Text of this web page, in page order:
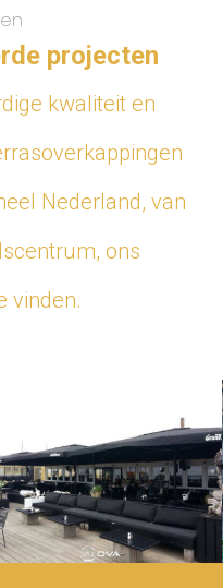
projecten
kwaliteit en
Nederland, van
ons
vinden.